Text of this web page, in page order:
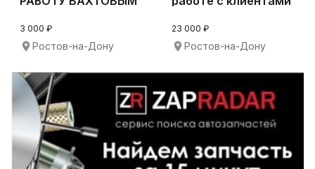
КОМПЛЕКТА
3 000 ₽
Ростов-на-Дону
23 000 ₽
Ростов-на-Дону